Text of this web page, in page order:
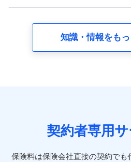
株式会社NTTドコモ
れらに付帯、関連する当社、株式会
会社のサービスを案内、提供するため
閲覧履歴、購買履歴、ご契約内容等
知識・情報をも
契約者専用
保険料は保険会社直接の契約でも